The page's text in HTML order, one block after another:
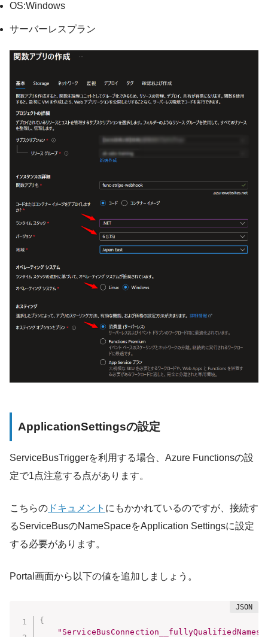
OS:Windows
サーバーレスプラン
ApplicationSettingsの設定
ServiceBusTriggerを利用する場合、Azure Functionsの設
定で1点注意する点があります。
こちらの ドキュメント にもかかれているのですが、接続す
るServiceBusのNameSpaceをApplication Settingsに設定
する必要があります。
Portal画面から以下の値を追加しましょう。
{